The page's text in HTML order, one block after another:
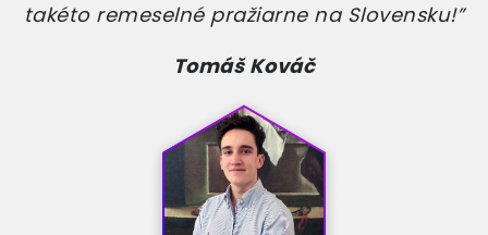
takéto remeselné pražiarne na Slovensku!”
Tomáš Kováč